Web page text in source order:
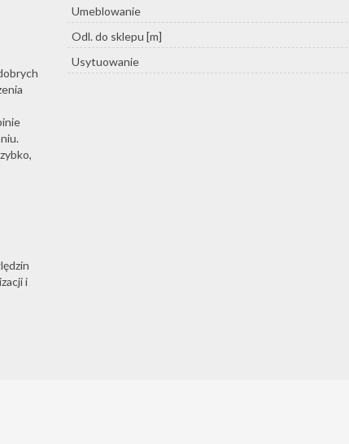
i
Umeblowanie
Odl. do sklepu [m]
Usytuowanie